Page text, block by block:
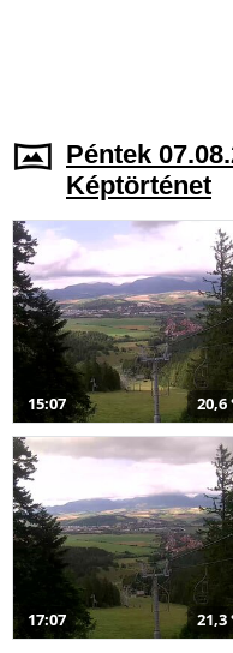
Péntek
Képtörténet
15:07 20,6
17:07 21,3